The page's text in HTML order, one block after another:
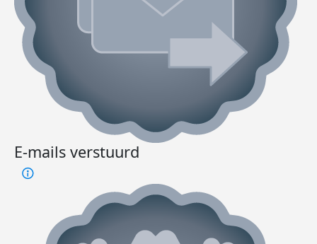
E-mails verstuurd